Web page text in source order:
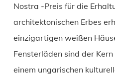
Nostra -Preis für die
architektonischen Erbes
einzigartigen weißen
Fensterläden sind der
einem ungarischen